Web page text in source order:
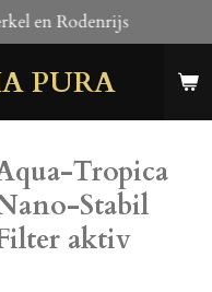
PURA
en Rodenrijs
Tropica
Stabil
aktiv